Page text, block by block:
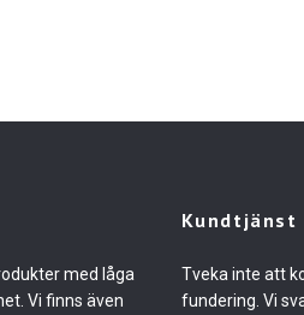
med låga
Vi finns även
Kundtjänst
Tveka inte att
fundering. Vi